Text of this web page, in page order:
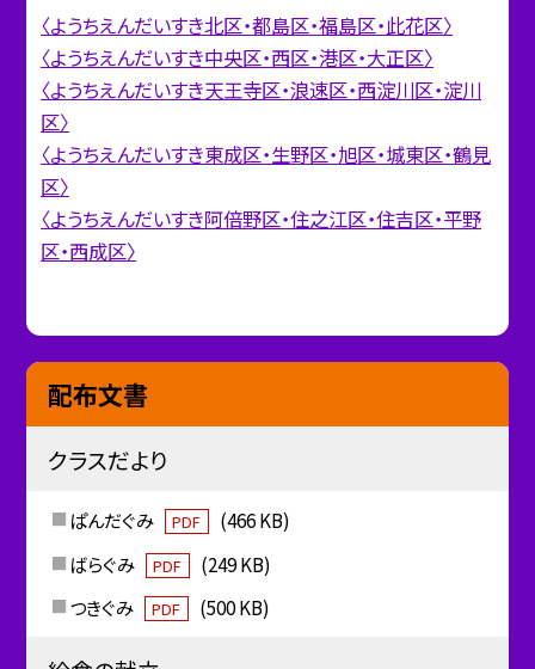
〈ようちえんだいすき北区・都島区・福島区・此花区〉
〈ようちえんだいすき中央区・西区・港区・大正区〉
〈ようちえんだいすき天王寺区・浪速区・西淀川区・淀川
区〉
〈ようちえんだいすき東成区・生野区・旭区・城東区・鶴見
区〉
〈ようちえんだいすき阿倍野区・住之江区・住吉区・平野
区・西成区〉
配布文書
クラスだより
ぱんだぐみ PDF
(466 KB)
ばらぐみ
PDF
(249 KB)
つきぐみ
PDF (500 KB)